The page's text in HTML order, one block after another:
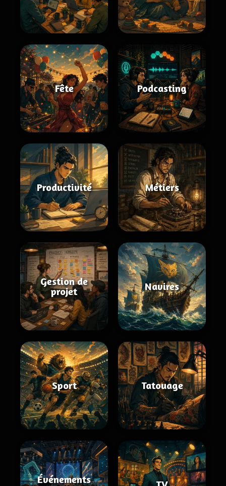
Fête Podcasting
Productivité Métiers
Gestion de
projet
Navires
Sport Tatouage
Événements